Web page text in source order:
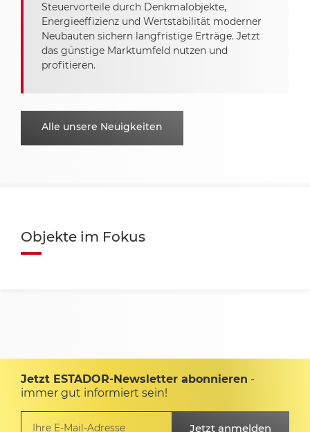
Steuervorteile durch Denkmalobjekte,
Energieeffizienz und Wertstabilität moderner
Neubauten sichern langfristige Erträge. Jetzt
das günstige Marktumfeld nutzen und
profitieren.
Alle unsere Neuigkeiten
Objekte im Fokus
Jetzt ESTADOR-Newsletter abonnieren -
immer gut informiert sein!